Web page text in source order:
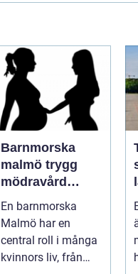
Barnmorska
malmö trygg
mödravård
genom hela livet
En barnmorska
Malmö har en
central roll i många
kvinnors liv, från